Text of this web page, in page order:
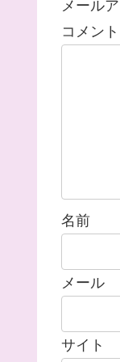
メール
コメント
名前
メール
サイト